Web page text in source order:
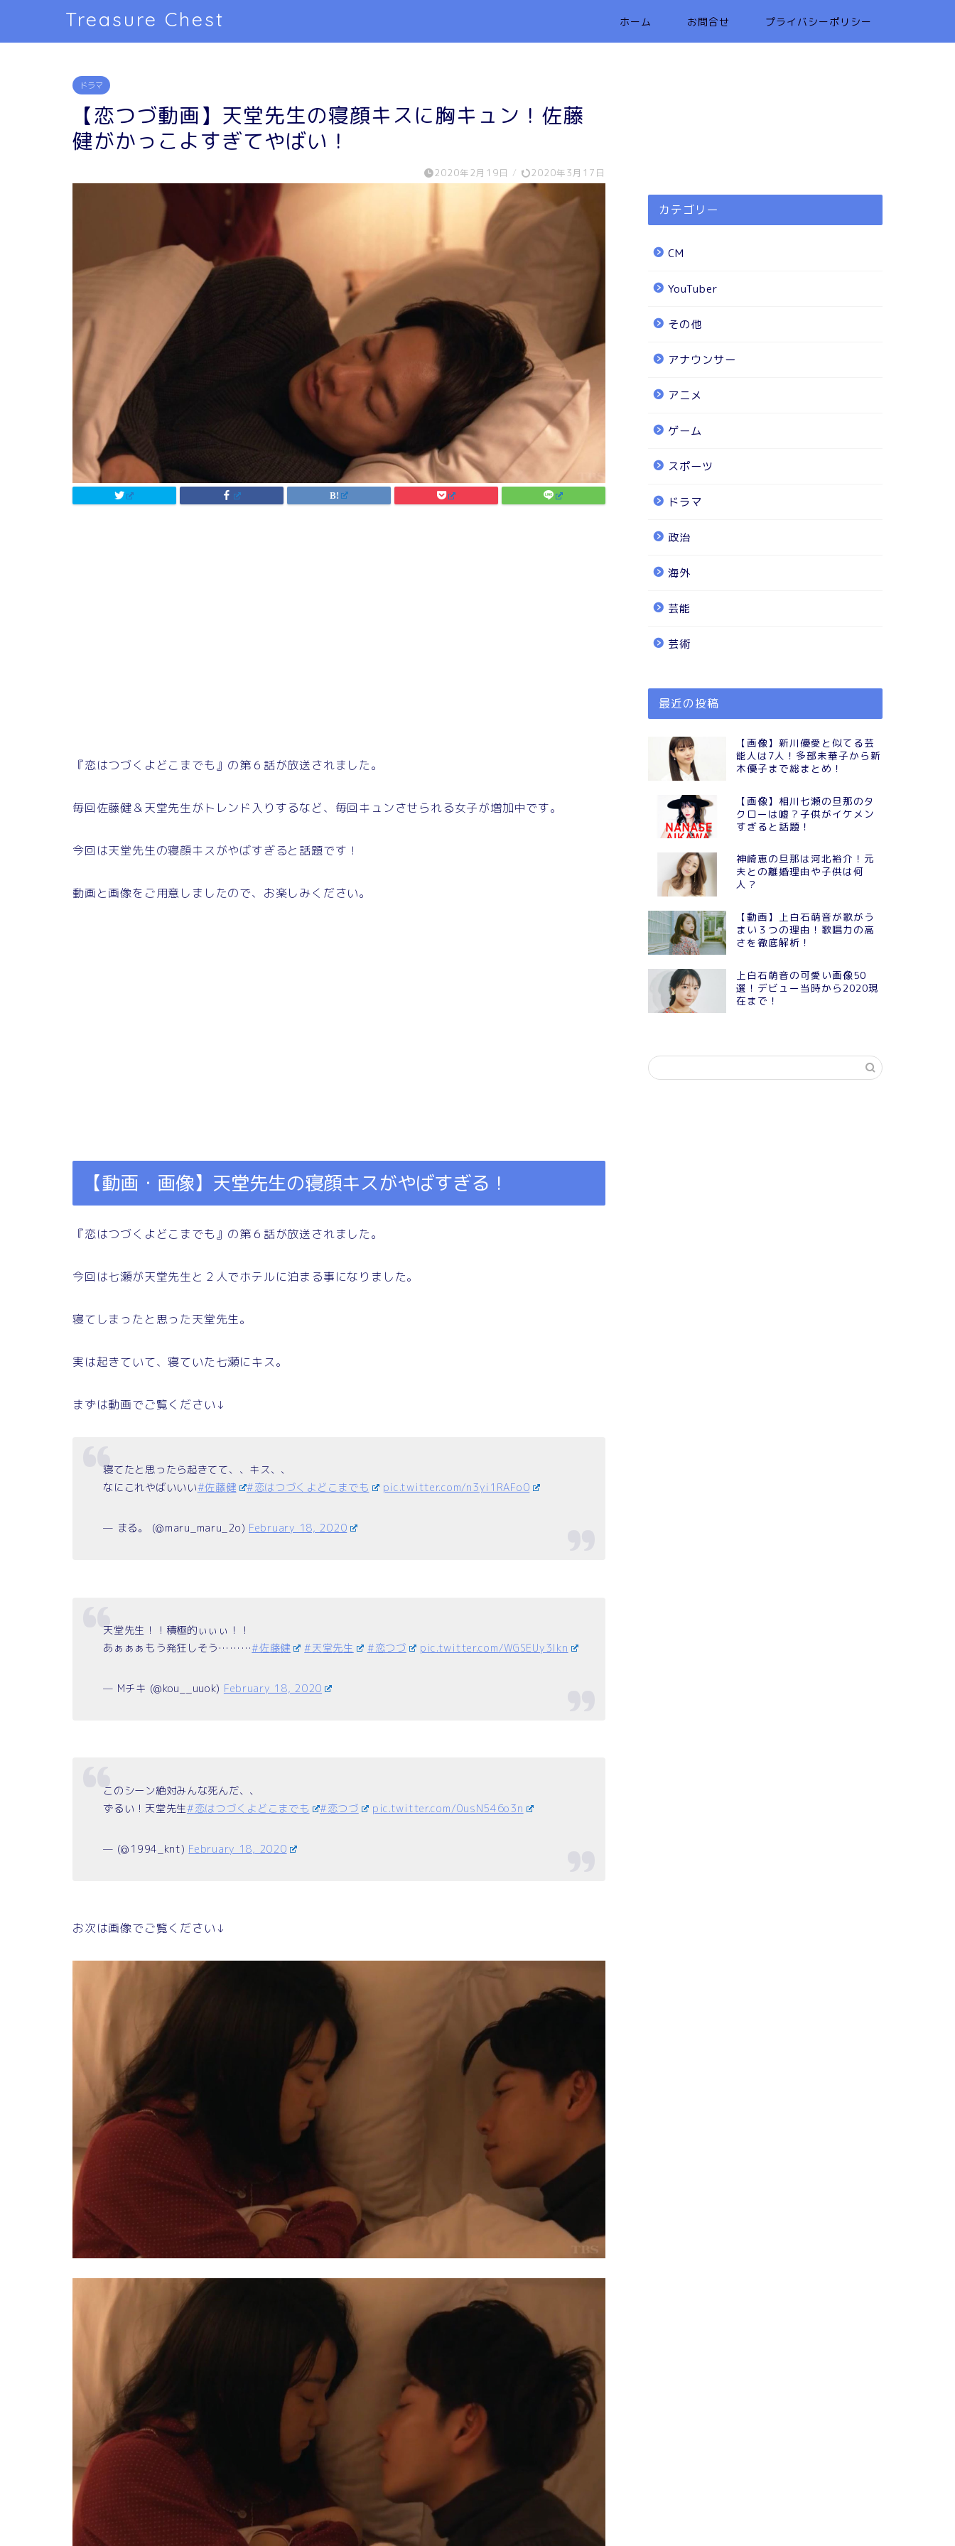
Treasure Chest ホーム お問合せ プライバシーポリシー
ドラマ
【恋つづ動画】天堂先生の寝顔キスに胸キュン！佐藤
健がかっこよすぎてやばい！
2020年2月19日 / 2020年3月17日
『恋はつづくよどこまでも』の第６話が放送されました。
毎回佐藤健＆天堂先生がトレンド入りするなど、毎回キュンさせられる女子が増加中です。
今回は天堂先生の寝顔キスがやばすぎると話題です！
動画と画像をご用意しましたので、お楽しみください。
【動画・画像】天堂先生の寝顔キスがやばすぎる！
『恋はつづくよどこまでも』の第６話が放送されました。
今回は七瀬が天堂先生と２人でホテルに泊まる事になりました。
寝てしまったと思った天堂先生。
実は起きていて、寝ていた七瀬にキス。
まずは動画でご覧ください↓
寝てたと思ったら起きてて、、キス、、
なにこれやばいいい#佐藤健 #恋はつづくよどこまでも pic.twitter.com/n3yi1RAFo0
— まる。 (@maru_maru_2o) February 18, 2020
天堂先生！！積極的ぃぃぃ！！
あぁぁぁもう発狂しそう………#佐藤健 #天堂先生 #恋つづ pic.twitter.com/WGSEUy3Ikn
— Mチキ (@kou__uuok) February 18, 2020
このシーン絶対みんな死んだ、、
ずるい！天堂先生#恋はつづくよどこまでも #恋つづ pic.twitter.com/0usN546o3n
— (@1994_knt) February 18, 2020
お次は画像でご覧ください↓
カテゴリー
CM
YouTuber
その他
アナウンサー
アニメ
ゲーム
スポーツ
ドラマ
政治
海外
芸能
芸術
最近の投稿
【画像】新川優愛と似てる芸
能人は7人！多部未華子から新
木優子まで総まとめ！
【画像】相川七瀬の旦那のタ
クローは嘘？子供がイケメン
すぎると話題！
神崎恵の旦那は河北裕介！元
夫との離婚理由や子供は何
人？
【動画】上白石萌音が歌がう
まい３つの理由！歌唱力の高
さを徹底解析！
上白石萌音の可愛い画像50
選！デビュー当時から2020現
在まで！